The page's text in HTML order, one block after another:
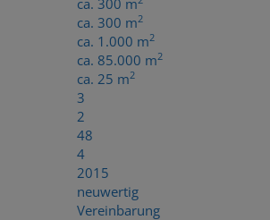
ca. 300 m2
ca. 1.000 m2
ca. 85.000 m2
ca. 25 m2
3
2
48
4
2015
neuwertig
Vereinbarung